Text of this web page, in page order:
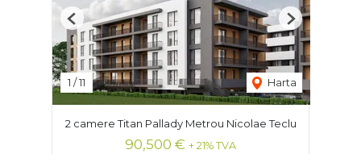
1 /11 Harta
Previous Next
2 camere Titan Pallady Metrou Nicolae Teclu
90,500 € + 21% TVA